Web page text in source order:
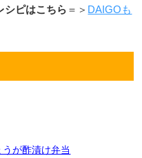
シピはこちら ＝＞ DAIGOも
が酢漬け弁当